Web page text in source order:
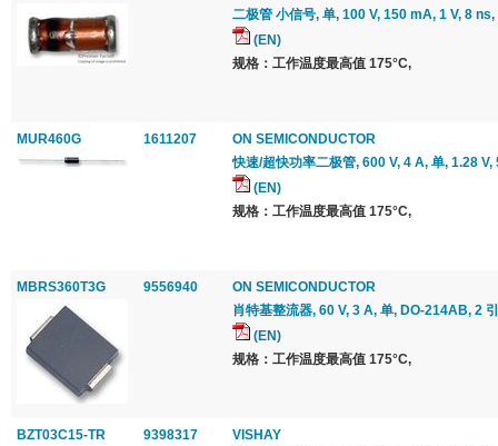
二极管 小信号, 单, 100 V, 150 mA, 1 V, 8
(EN)
规格：工作温度最高值 175°C,
MUR460G 1611207
ON SEMICONDUCTOR
快速/超快功率二极管, 600 V, 4 A, 单, 1.28
(EN)
规格：工作温度最高值 175°C,
MBRS360T3G 9556940
ON SEMICONDUCTOR
肖特基整流器, 60 V, 3 A, 单, DO-214AB, 2
(EN)
规格：工作温度最高值 175°C,
BZT03C15-TR 9398317
VISHAY